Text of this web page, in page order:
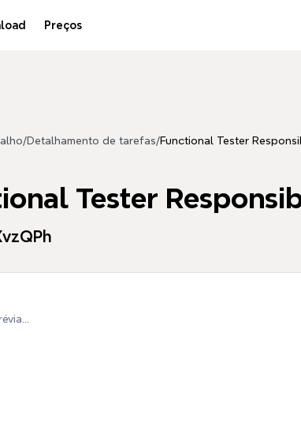
Preços
/Detalhamento de tarefas/Functional Tester
Tester